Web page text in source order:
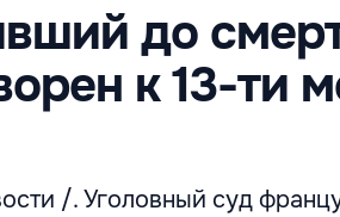
до
к 13-ти
/. Уголовный суд